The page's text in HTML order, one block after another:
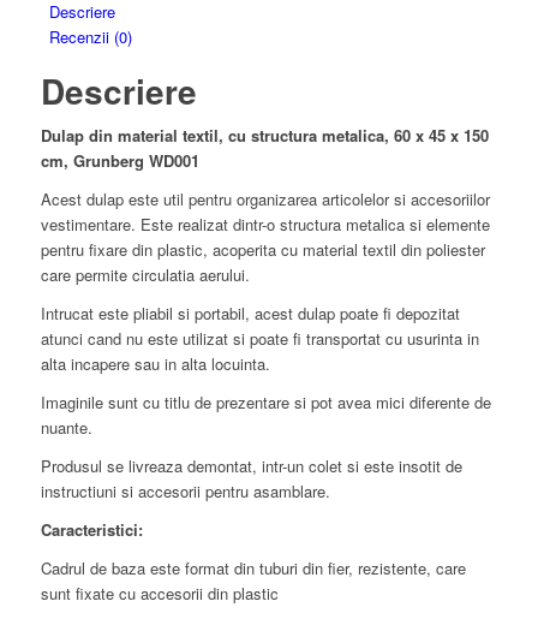
Descriere
Recenzii (0)
Descriere
Dulap din material textil, cu structura metalica, 60 x 45 x 150
cm, Grunberg WD001
Acest dulap este util pentru organizarea articolelor si accesoriilor
vestimentare. Este realizat dintr-o structura metalica si elemente
pentru fixare din plastic, acoperita cu material textil din poliester
care permite circulatia aerului.
Intrucat este pliabil si portabil, acest dulap poate fi depozitat
atunci cand nu este utilizat si poate fi transportat cu usurinta in
alta incapere sau in alta locuinta.
Imaginile sunt cu titlu de prezentare si pot avea mici diferente de
nuante.
Produsul se livreaza demontat, intr-un colet si este insotit de
instructiuni si accesorii pentru asamblare.
Caracteristici:
Cadrul de baza este format din tuburi din fier, rezistente, care
sunt fixate cu accesorii din plastic